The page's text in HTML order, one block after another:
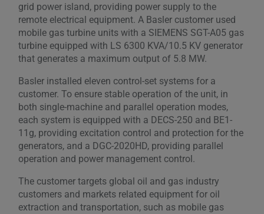
grid power island, providing power supply to the
remote electrical equipment. A Basler customer used
mobile gas turbine units with a SIEMENS SGT-A05 gas
turbine equipped with LS 6300 KVA/10.5 KV generator
that generates a maximum output of 5.8 MW.
Basler installed eleven control-set systems for a
customer. To ensure stable operation of the unit, in
both single-machine and parallel operation modes,
each system is equipped with a DECS-250 and BE1-
11g, providing excitation control and protection for the
generators, and a DGC-2020HD, providing parallel
operation and power management control.
The customer targets global oil and gas industry
customers and markets related equipment for oil
extraction and transportation, such as mobile gas